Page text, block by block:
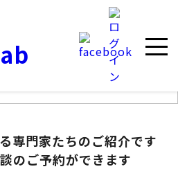
専門家たちのご紹介です
のご予約ができます